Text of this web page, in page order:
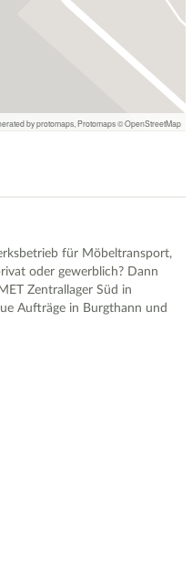
by protomaps Protomaps©OpenStreetMap
für Möbeltransport,
oder gewerblich? Dann
Zentrallager Süd in
Aufträge in Burgthann und